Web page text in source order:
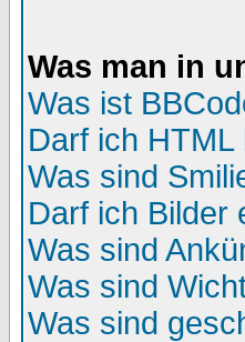
Was man in
Was ist
Darf ich HTML
Was sind
Darf ich Bilder
Was sind
Was sind
Was sind